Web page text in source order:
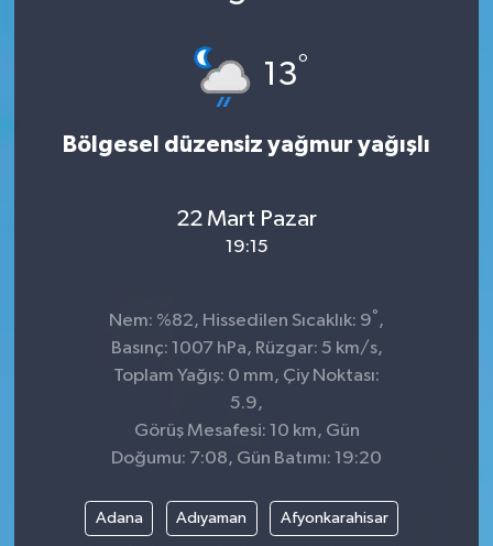
13°
Bölgesel düzensiz yağmur yağışlı
22 Mart Pazar
19:15
Nem: %82, Hissedilen Sıcaklık: 9° ,
Basınç: 1007 hPa, Rüzgar: 5 km/s,
Toplam Yağış: 0 mm, Çiy Noktası:
5.9,
Görüş Mesafesi: 10 km, Gün
Doğumu: 7:08, Gün Batımı: 19:20
Adana Adıyaman Afyonkarahisar
SAĞLIK
SİVİL TOPLUM
SOSYAL YAŞAM
ULUSAL HABERLER